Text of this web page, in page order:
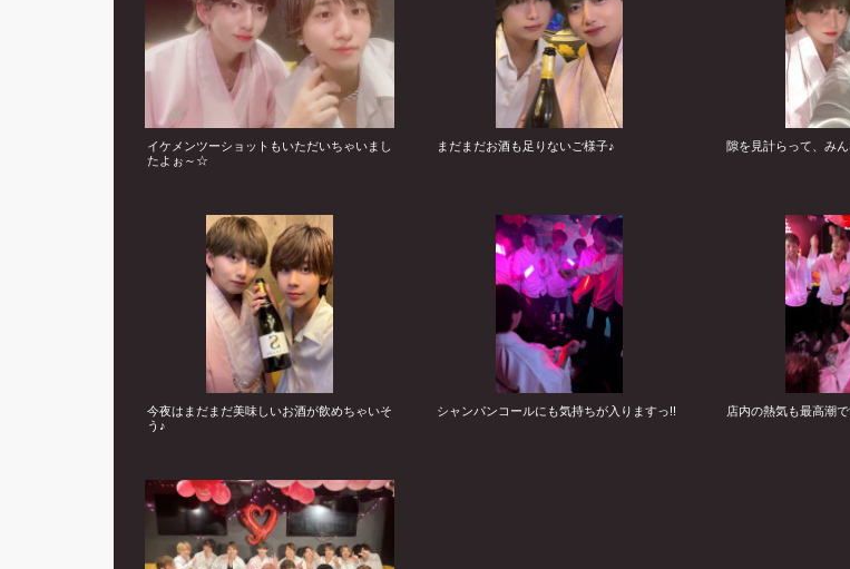
イケメンツーショットもいただいちゃいまし
たよぉ～☆
まだまだお酒も足りないご様子♪ 隙を見計らって、み
今夜はまだまだ美味しいお酒が飲めちゃいそ
う♪
シャンパンコールにも気持ちが入りますっ!! 店内の熱気も最高潮